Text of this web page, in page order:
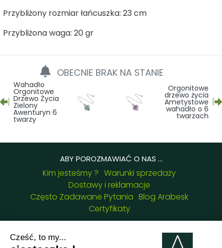
Przybliżony rozmiar łańcuszka: 23 cm
Przybliżona waga: 20 gr
OBECNIE BRAK NA STANIE
Wahadło
Orgonitowe
Drzewo Życia
Zielony
Awenturyn 6
twarzy
Orgonitowe
drzewo życia
Ametystowe
wahadło o 6
twarzach
ABY POROZMAWIAĆ O NAS ...
Kim jesteśmy ? Warunki sprzedaży
Dostawy i reklamacje
Często Zadawane Pytania Blog Arabesk
Certyfikaty
8 chemin de Casselèvres, 31790 Saint Jory -